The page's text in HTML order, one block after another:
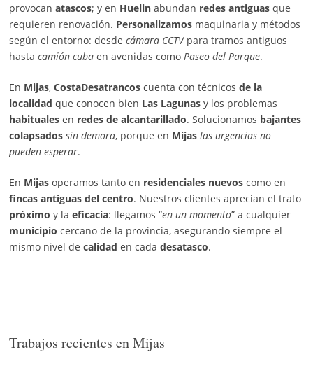
provocan atascos; y en Huelinabundan redes antiguasque
requieren renovación. Personalizamosmaquinaria y métodos
según el entorno: desde cámara CCTVpara tramos antiguos
hasta camión cubaen avenidas como Paseo del Parque.
En Mijas, CostaDesatrancoscuenta con técnicos de la
localidad que conocen bien Las Lagunasy los problemas
habitualesen redes de alcantarillado. Solucionamos bajantes
colapsados sin demora, porque en Mijas las urgencias no
pueden esperar.
En Mijasoperamos tanto en residenciales nuevoscomo en
fincas antiguas del centro. Nuestros clientes aprecian el trato
próximo y la eficacia: llegamos “en un momento” a cualquier
municipio cercano de la provincia, asegurando siempre el
mismo nivel de calidad en cada desatasco.
Trabajos recientes en Mijas